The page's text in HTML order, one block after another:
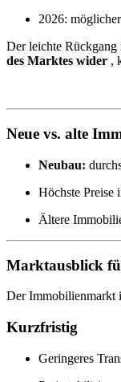
2026:
Der leichte Rückgang
des Marktes wider ,
Neue vs. alte
Neubau:
Höchste Preise
Ältere
Marktausblick
Der Immobilienmarkt
Kurzfristig
Geringeres